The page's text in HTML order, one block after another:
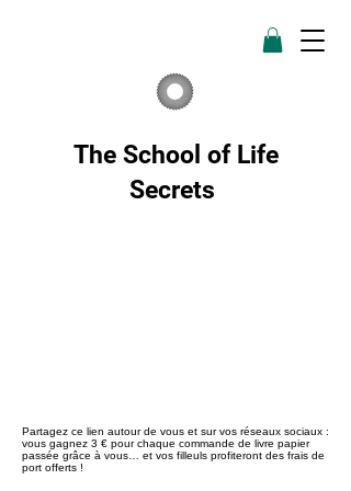
The School of Life
Secrets
Partagez ce lien autour de vous et sur vos réseaux sociaux :
vous gagnez 3 € pour chaque commande de livre papier
passée grâce à vous… et vos filleuls profiteront des frais de
port offerts !